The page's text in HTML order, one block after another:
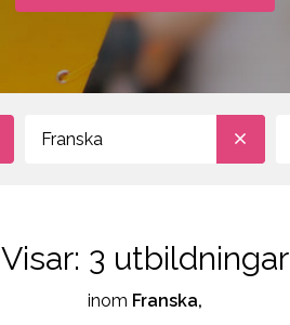
Franska
Visar: 3 utbildningar
inom Franska,